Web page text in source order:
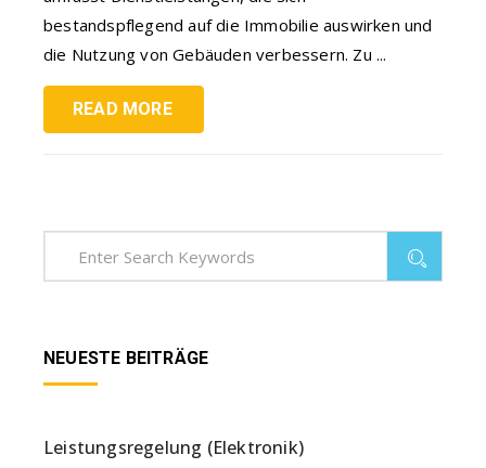
bestandspflegend auf die Immobilie auswirken und
die Nutzung von Gebäuden verbessern. Zu ...
READ MORE
NEUESTE BEITRÄGE
Leistungsregelung (Elektronik)